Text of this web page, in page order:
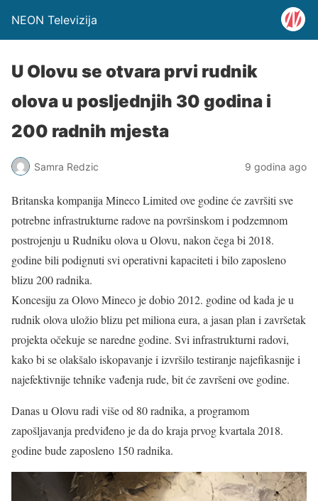
NEON Televizija
U Olovu se otvara prvi rudnik
olova u posljednjih 30 godina i
200 radnih mjesta
Samra Redzic 9 godina ago
Britanska kompanija Mineco Limited ove godine će završiti sve
potrebne infrastrukturne radove na površinskom i podzemnom
postrojenju u Rudniku olova u Olovu, nakon čega bi 2018.
godine bili podignuti svi operativni kapaciteti i bilo zaposleno
blizu 200 radnika.
Koncesiju za Olovo Mineco je dobio 2012. godine od kada je u
rudnik olova uložio blizu pet miliona eura, a jasan plan i završetak
projekta očekuje se naredne godine. Svi infrastrukturni radovi,
kako bi se olakšalo iskopavanje i izvršilo testiranje najefikasnije i
najefektivnije tehnike vađenja rude, bit će završeni ove godine.
Danas u Olovu radi više od 80 radnika, a programom
zapošljavanja predviđeno je da do kraja prvog kvartala 2018.
godine bude zaposleno 150 radnika.